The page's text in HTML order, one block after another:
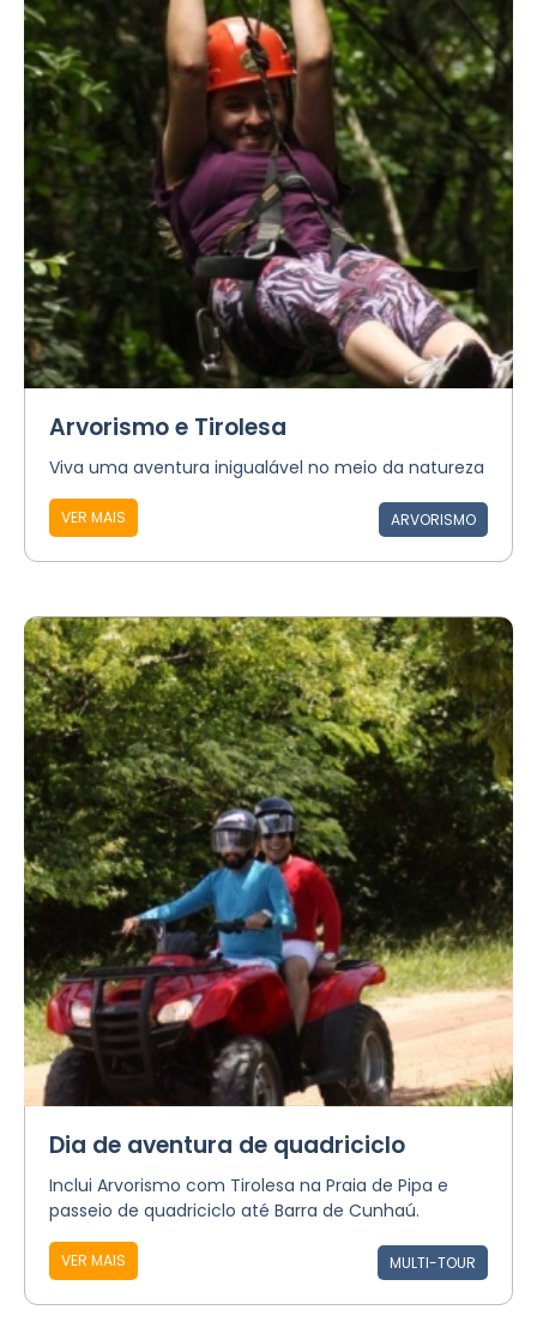
Arvorismo e Tirolesa
Viva uma aventura inigualável no meio da natureza
VER MAIS ARVORISMO
Dia de aventura de quadriciclo
Inclui Arvorismo com Tirolesa na Praia de Pipa e
passeio de quadriciclo até Barra de Cunhaú.
VER MAIS MULTI-TOUR